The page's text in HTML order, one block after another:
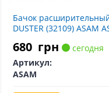
Бачок
DUSTER (32109) ASAM
680 грн
сегодня
Артикул:
ASAM